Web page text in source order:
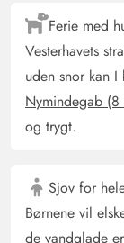
Nobert Siemsen
Deutschland
AI Oversat (Se
Meget
med en
vindbeskyttet
Brændeovn,
badeværelset
egen klit og
Ferie med
Vesterhavets
uden snor kan
Nymindegab
og trygt.
Sjov for
Børnene vil
de vandglade